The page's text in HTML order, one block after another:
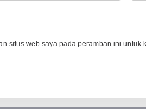
situs web saya pada peramban ini untuk